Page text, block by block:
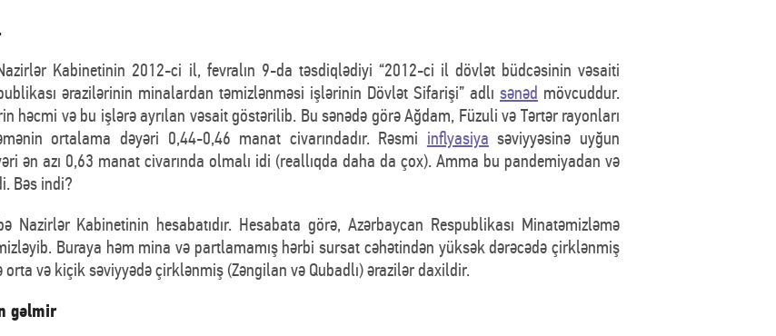
Kabinetinin 2012-ci il, fevralın 9-da təsdiqlədiyi “2012-ci il dövlət büdcəsinin vəsaiti
ərazilərinin minalardan təmizlənməsi işlərinin Dövlət Sifarişi” adlı sənəd mövcuddur.
həcmi və bu işlərə ayrılan vəsait göstərilib. Bu sənədə görə Ağdam, Füzuli və Tərtər rayonları
ortalama dəyəri 0,44-0,46 manat civarındadır. Rəsmi inflyasiya səviyyəsinə uyğun
ən azı 0,63 manat civarında olmalı idi (reallıqda daha da çox). Amma bu pandemiyadan və
Bəs indi?
Nazirlər Kabinetinin hesabatıdır. Hesabata görə, Azərbaycan Respublikası Minatəmizləmə
Buraya həm mina və partlamamış hərbi sursat cəhətindən yüksək dərəcədə çirklənmiş
orta və kiçik səviyyədə çirklənmiş (Zəngilan və Qubadlı) ərazilər daxildir.
gəlmir